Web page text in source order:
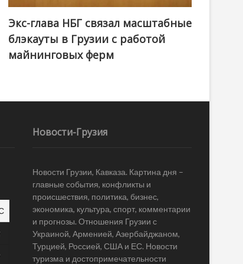
Экс-глава НБГ связал масштабные
блэкауты в Грузии с работой
майнинговых ферм
Новости-Грузия
Новости Грузии, Кавказа. Картина дня –
главные события, конфликты и
происшествия, политика, бизнес,
экономика, культура, спорт, комментарии
и прогнозы. Отношения Грузии с
Украиной, Арменией, Азербайджаном,
Турцией, Россией, США и ЕС. Новости
туризма и достопримечательности